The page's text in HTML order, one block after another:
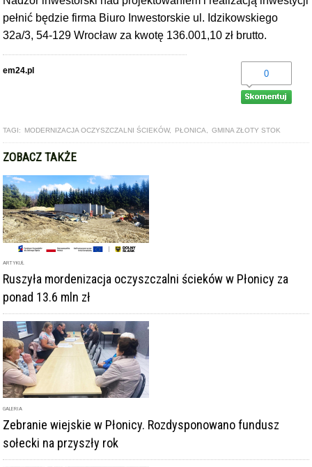
pełnić będzie firma Biuro Inwestorskie ul. Idzikowskiego
32a/3, 54-129 Wrocław za kwotę 136.001,10 zł brutto.
em24.pl 0
TAGI: MODERNIZACJA OCZYSZCZALNI ŚCIEKÓW, PŁONICA GMINA ZŁOTY STOK
ZOBACZ TAKŻE
ARTYKUŁ
Ruszyła mordenizacja oczyszczalni ścieków w Płonicy za
ponad 13.6 mln zł
GALERIA
Zebranie wiejskie w Płonicy. Rozdysponowano fundusz
sołecki na przyszły rok